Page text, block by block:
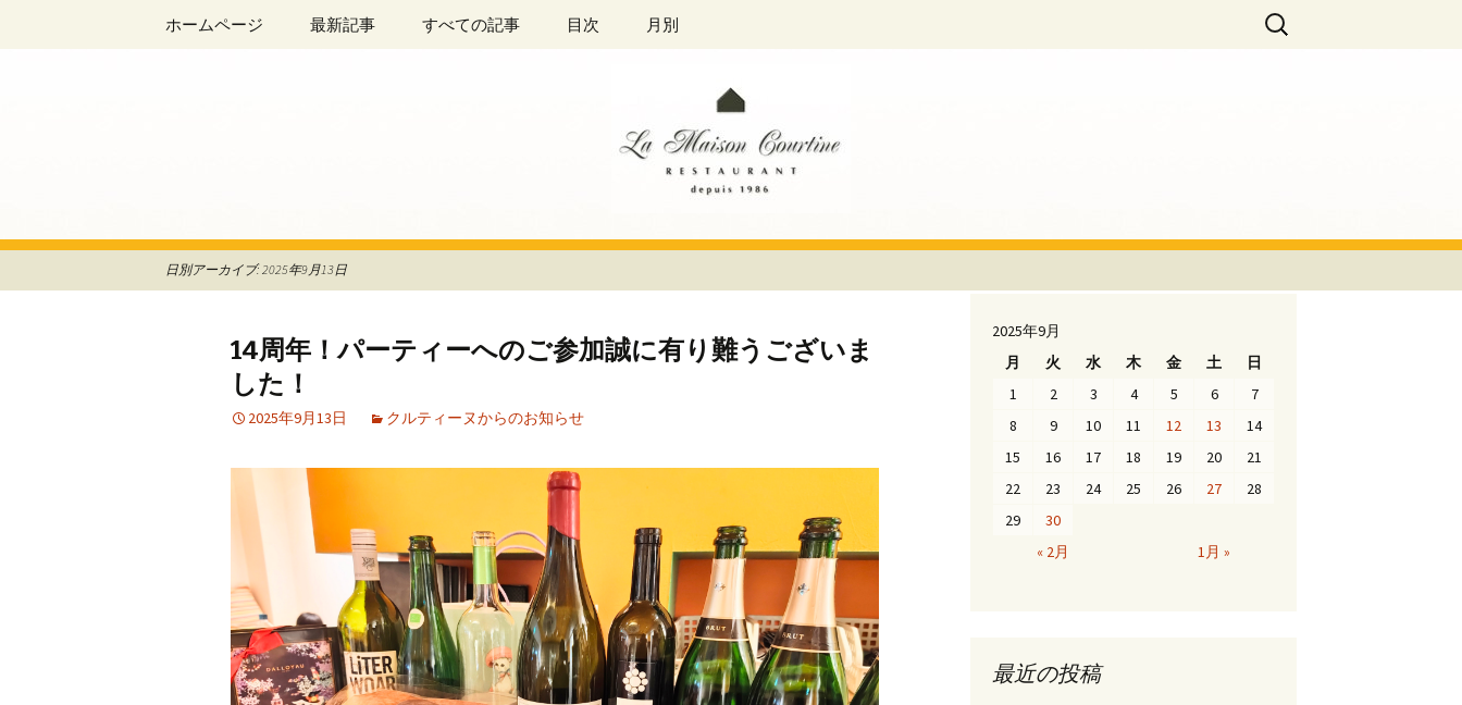
La Maison Courtine
阿佐ヶ谷、荻窪のフレンチレストラン「La Maison Courtine（ラ・メゾン・クルティーヌ）」
ホームページ 最新記事 すべての記事 目次 月別
検
日別アーカイブ: 2025年9月13日
14周年！パーティーへのご参加誠に有り難うございま
した！
2025年9月13日 クルティーヌからのお知らせ
2025年9月
月
火 水 木 金 土 日
« 2月 1月 »
1 2 3 4 5 6
7
8
9 10 11 12 13
14
15
16 17 18 19 20
21
22
23 24 25 26 27
28
29
30
最近の投稿